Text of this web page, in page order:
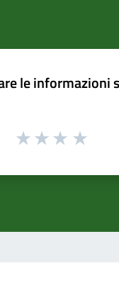
le informazioni